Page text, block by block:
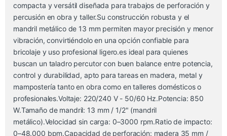
compacta y versátil diseñada para trabajos de perforación y
percusión en obra y taller.Su construcción robusta y el
mandril metálico de 13 mm permiten mayor precisión y menor
vibración, convirtiéndolo en una opción confiable para
bricolaje y uso profesional ligero.es ideal para quienes
buscan un taladro percutor con buen balance entre potencia,
control y durabilidad, apto para tareas en madera, metal y
mampostería tanto en obra como en talleres domésticos o
profesionales.Voltaje: 220/240 V - 50/60 Hz.Potencia: 850
W.Tamaño de mandril: 13 mm / 1/2" (mandril
metálico).Velocidad sin carga: 0–3000 rpm.Ratio de impacto:
0–48.000 bpm.Capacidad de perforación: madera 35 mm /